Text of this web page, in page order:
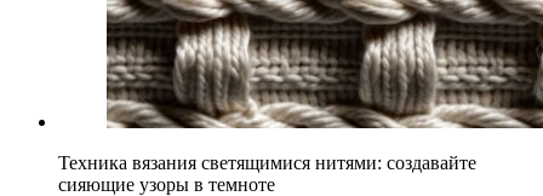
Техника вязания светящимися нитями: создавайте
сияющие узоры в темноте